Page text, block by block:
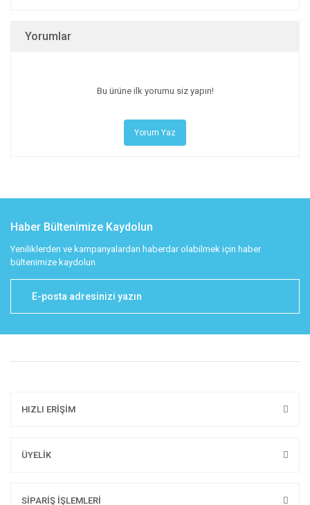
Yorumlar
Bu ürüne ilk yorumu siz yapın!
Yorum Yaz
Haber Bültenimize Kaydolun
Yeniliklerden ve kampanyalardan haberdar olabilmek için haber
bültenimize kaydolun
HIZLI ERİŞİM
ÜYELİK
SİPARİŞ İŞLEMLERİ